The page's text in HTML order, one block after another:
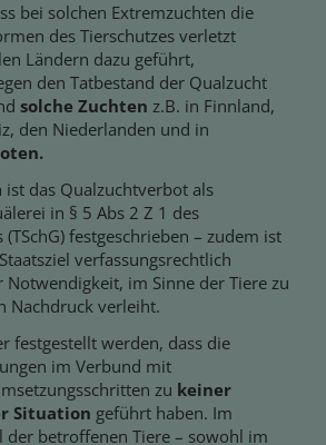
bei solchen Extremzuchten die
des Tierschutzes verletzt
Ländern dazu geführt,
den Tatbestand der Qualzucht
solche Zuchten z.B. in Finnland,
den Niederlanden und in
ist das Qualzuchtverbot als
in § 5 Abs 2 Z 1 des
(TSchG) festgeschrieben – zudem ist
verfassungsrechtlich
Notwendigkeit, im Sinne der Tiere zu
Nachdruck verleiht.
festgestellt werden, dass die
im Verbund mit
zu keiner
Situation geführt haben. Im
der betroffenen Tiere – sowohl im